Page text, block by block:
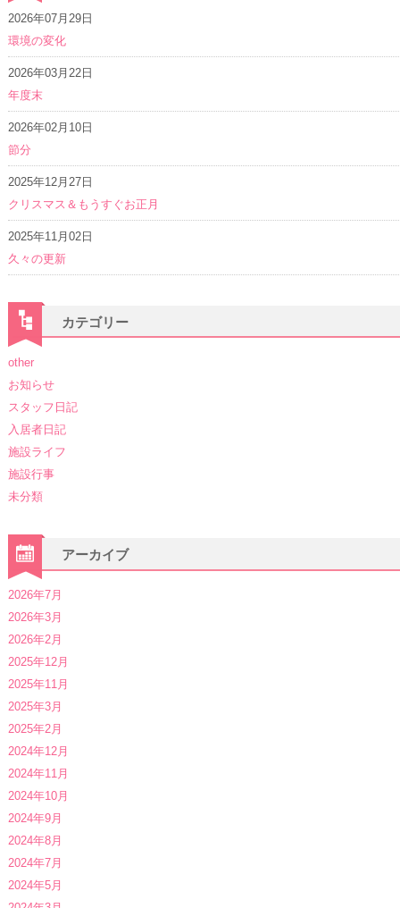
2026年07月29日
環境の変化
2026年03月22日
年度末
2026年02月10日
節分
2025年12月27日
クリスマス＆もうすぐお正月
2025年11月02日
久々の更新
カテゴリー
other
お知らせ
スタッフ日記
入居者日記
施設ライフ
施設行事
未分類
アーカイブ
2026年7月
2026年3月
2026年2月
2025年12月
2025年11月
2025年3月
2025年2月
2024年12月
2024年11月
2024年10月
2024年9月
2024年8月
2024年7月
2024年5月